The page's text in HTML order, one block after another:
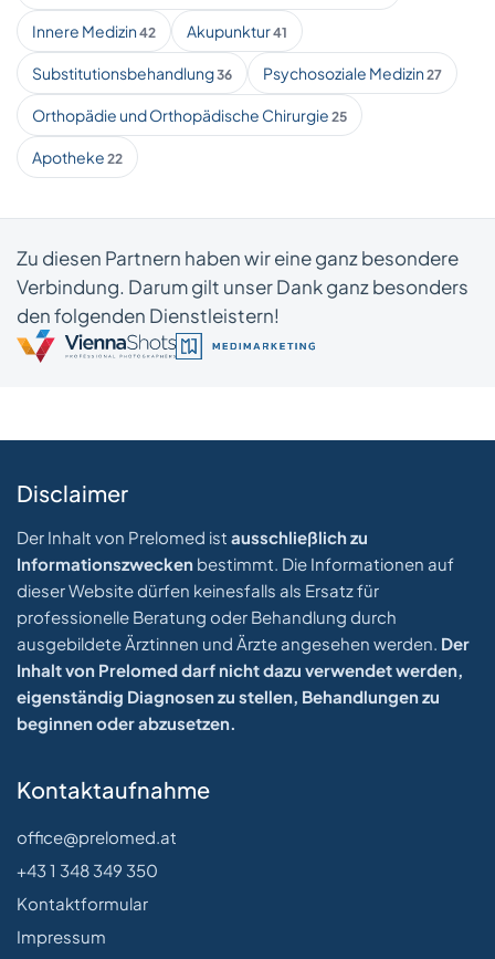
Innere Medizin 42 Akupunktur41
Substitutionsbehandlung36 Psychosoziale Medizin 27
Orthopädie und Orthopädische Chirurgie 25
Apotheke 22
Zu diesen Partnern haben wir eine ganz besondere
Verbindung. Darum gilt unser Dank ganz besonders
den folgenden Dienstleistern!
Disclaimer
Der Inhalt von Prelomed ist ausschließlich zu
Informationszwecken bestimmt. Die Informationen auf
dieser Website dürfen keinesfalls als Ersatz für
professionelle Beratung oder Behandlung durch
ausgebildete Ärztinnen und Ärzte angesehen werden. Der
Inhalt von Prelomed darf nicht dazu verwendet werden,
eigenständig Diagnosen zu stellen, Behandlungen zu
beginnen oder abzusetzen.
Kontaktaufnahme
office@prelomed.at
+43 1 348 349 350
Kontaktformular
Impressum